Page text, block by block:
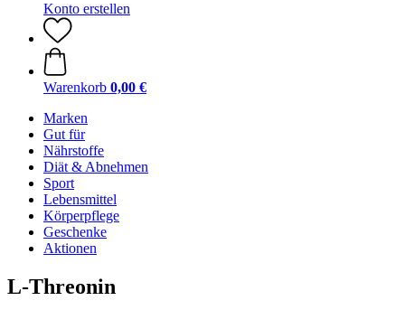
Konto erstellen
Warenkorb 0,00 €
Marken
Gut für
Nährstoffe
Diät & Abnehmen
Sport
Lebensmittel
Körperpflege
Geschenke
Aktionen
L-Threonin